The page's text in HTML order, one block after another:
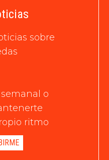
sobre
o
ritmo